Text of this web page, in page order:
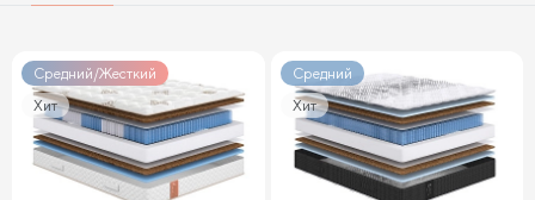
Средний/Жесткий
Хит
Средний
Хит